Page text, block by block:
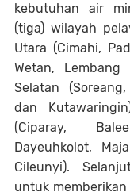
kebutuhan air
(tiga) wilayah
Utara (Cimahi,
Wetan, Lembang
Selatan
dan
(Ciparay,
Dayeuhkolot,
Cileunyi).
untuk